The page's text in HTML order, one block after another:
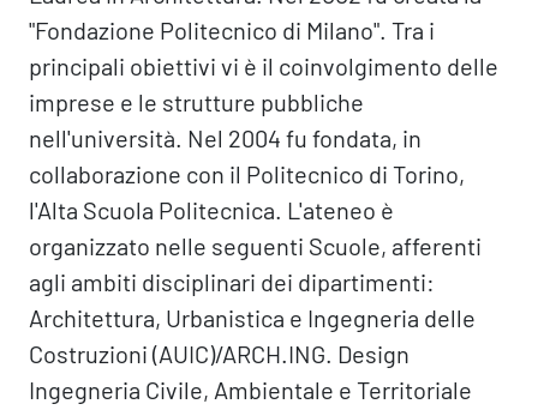
"Fondazione Politecnico di Milano". Tra i
principali obiettivi vi è il coinvolgimento delle
imprese e le strutture pubbliche
nell'università. Nel 2004 fu fondata, in
collaborazione con il Politecnico di Torino,
l'Alta Scuola Politecnica. L'ateneo è
organizzato nelle seguenti Scuole, afferenti
agli ambiti disciplinari dei dipartimenti:
Architettura, Urbanistica e Ingegneria delle
Costruzioni (AUIC)/ARCH.ING. Design
Ingegneria Civile, Ambientale e Territoriale